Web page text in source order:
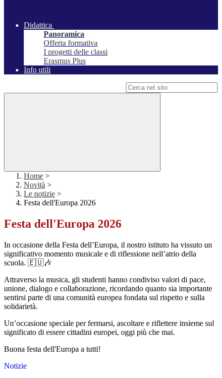
Didattica
Panoramica
Offerta formativa
I progetti delle classi
Erasmus Plus
Info utili
Home >
Novità >
Le notizie >
Festa dell'Europa 2026
Festa dell'Europa 2026
In occasione della Festa dell’Europa, il nostro istituto ha vissuto un
significativo momento musicale e di riflessione nell’atrio della
scuola. 🇪🇺🎶
Attraverso la musica, gli studenti hanno condiviso valori di pace,
unione, dialogo e collaborazione, ricordando quanto sia importante
sentirsi parte di una comunità europea fondata sul rispetto e sulla
solidarietà.
Un’occasione speciale per fermarsi, ascoltare e riflettere insieme sul
significato di essere cittadini europei, oggi più che mai.
Buona festa dell'Europa a tutti!
Notizie